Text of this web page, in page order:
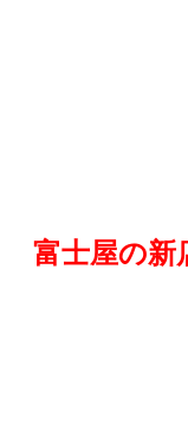
富士屋の新